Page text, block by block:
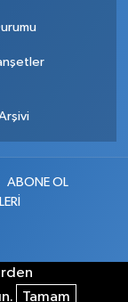
ABONE OL
Tamam